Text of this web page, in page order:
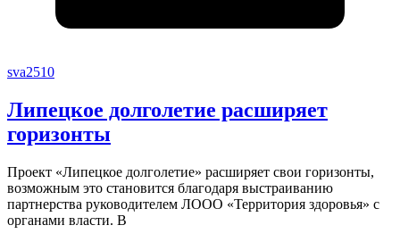
sva2510
Липецкое долголетие расширяет
горизонты
Проект «Липецкое долголетие» расширяет свои горизонты,
возможным это становится благодаря выстраиванию
партнерства руководителем ЛООО «Территория здоровья» с
органами власти. В